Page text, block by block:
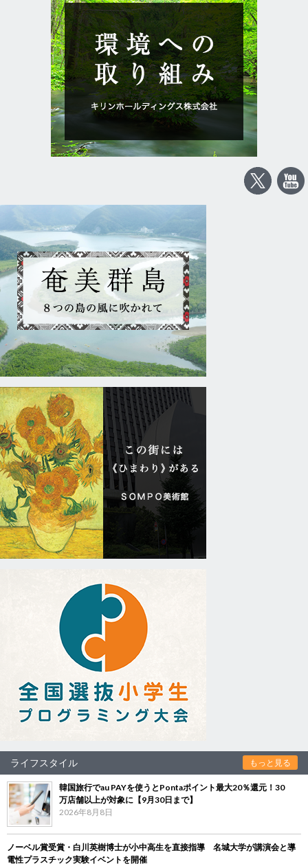
ライフスタイル もっと見る
韓国旅行でau PAYを使うとPontaポイント最大20％還元！30
万店舗以上が対象に【9月30日まで】
2026年8月8日
ノーベル賞受賞・白川英樹博士が小中高生を直接指導 名城大学が講演会と導
電性プラスチック実験イベントを開催